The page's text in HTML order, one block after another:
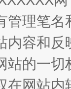
管理笔
内容和
站的一
在网站